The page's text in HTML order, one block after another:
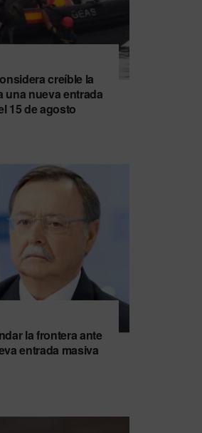
creíble la
una nueva entrada
15 de agosto
la frontera ante
entrada masiva